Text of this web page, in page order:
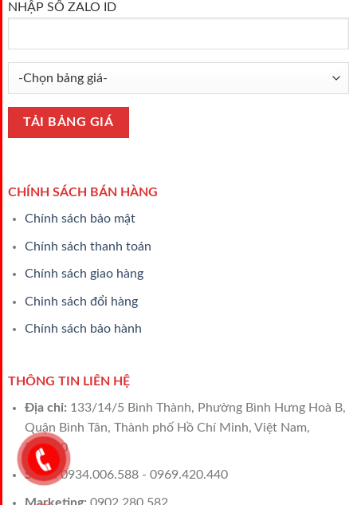
NHẬP SỐ ZALO ID
CHÍNH SÁCH BÁN HÀNG
Chính sách bảo mật
Chính sách thanh toán
Chính sách giao hàng
Chinh sách đổi hàng
Chính sách bảo hành
THÔNG TIN LIÊN HỆ
Địa chỉ: 133/14/5 Bình Thành, Phường Bình Hưng Hoà B,
Quận Bình Tân, Thành phố Hồ Chí Minh, Việt Nam,
700000
Sales:0934.006.588 - 0969.420.440